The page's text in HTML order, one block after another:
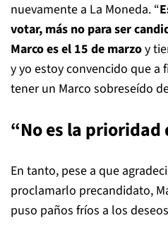
nuevamente a La Moneda. “
votar, más no para ser
Marco es el 15 de marzoy
y yo estoy convencido que a
tener un Marco sobreseído
“No es la prioridad
En tanto, pese a que
proclamarlo precandidato,
puso paños fríos a los